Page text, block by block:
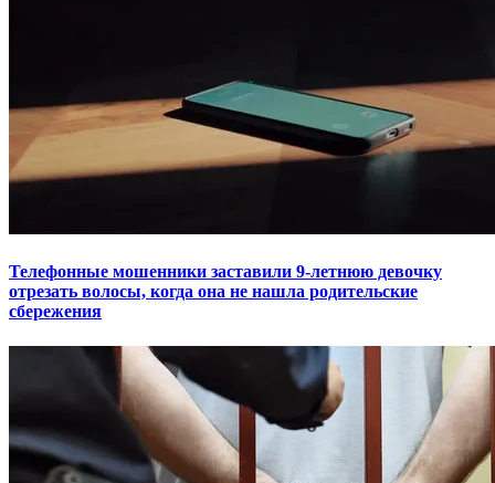
Телефонные мошенники заставили 9-летнюю девочку
отрезать волосы, когда она не нашла родительские
сбережения